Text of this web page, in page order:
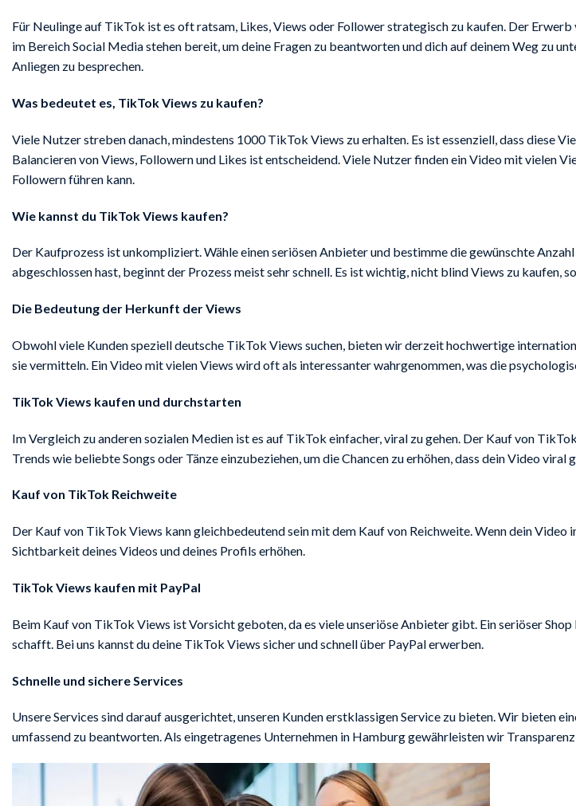
Für Neulinge auf TikTok ist es oft ratsam, Likes, Views oder Follower strategisch zu kaufen. Der
im Bereich Social Media stehen bereit, um deine Fragen zu beantworten und dich auf deinem Weg zu
Anliegen zu besprechen.
Was bedeutet es, TikTok Views zu kaufen?
Viele Nutzer streben danach, mindestens 1000 TikTok Views zu erhalten. Es ist essenziell, dass diese
Balancieren von Views, Followern und Likes ist entscheidend. Viele Nutzer finden ein Video mit vielen
Followern führen kann.
Wie kannst du TikTok Views kaufen?
Der Kaufprozess ist unkompliziert. Wähle einen seriösen Anbieter und bestimme die gewünschte
abgeschlossen hast, beginnt der Prozess meist sehr schnell. Es ist wichtig, nicht blind Views zu kaufen,
Die Bedeutung der Herkunft der Views
Obwohl viele Kunden speziell deutsche TikTok Views suchen, bieten wir derzeit hochwertige
sie vermitteln. Ein Video mit vielen Views wird oft als interessanter wahrgenommen, was die
TikTok Views kaufen und durchstarten
Im Vergleich zu anderen sozialen Medien ist es auf TikTok einfacher, viral zu gehen. Der Kauf von
Trends wie beliebte Songs oder Tänze einzubeziehen, um die Chancen zu erhöhen, dass dein Video
Kauf von TikTok Reichweite
Der Kauf von TikTok Views kann gleichbedeutend sein mit dem Kauf von Reichweite. Wenn dein Video
Sichtbarkeit deines Videos und deines Profils erhöhen.
TikTok Views kaufen mit PayPal
Beim Kauf von TikTok Views ist Vorsicht geboten, da es viele unseriöse Anbieter gibt. Ein seriöser
schafft. Bei uns kannst du deine TikTok Views sicher und schnell über PayPal erwerben.
Schnelle und sichere Services
Unsere Services sind darauf ausgerichtet, unseren Kunden erstklassigen Service zu bieten. Wir bieten
umfassend zu beantworten. Als eingetragenes Unternehmen in Hamburg gewährleisten wir